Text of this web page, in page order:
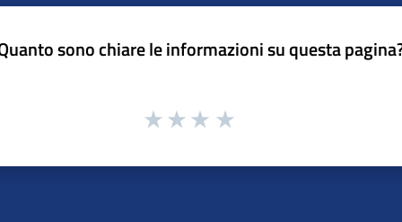
sono chiare le informazioni su questa